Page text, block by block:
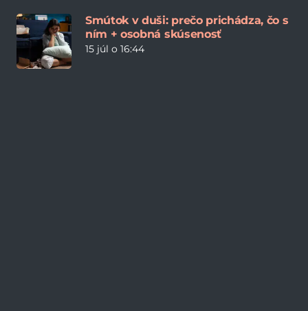
Smútok v duši: prečo prichádza, čo s
ním + osobná skúsenosť
15 júl o 16:44